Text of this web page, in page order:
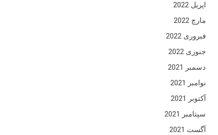
اپریل 2022
مارچ 2022
فبروری 2022
جنوری 2022
دسمبر 2021
نوامبر 2021
آکتوبر 2021
سپتامبر 2021
آگست 2021